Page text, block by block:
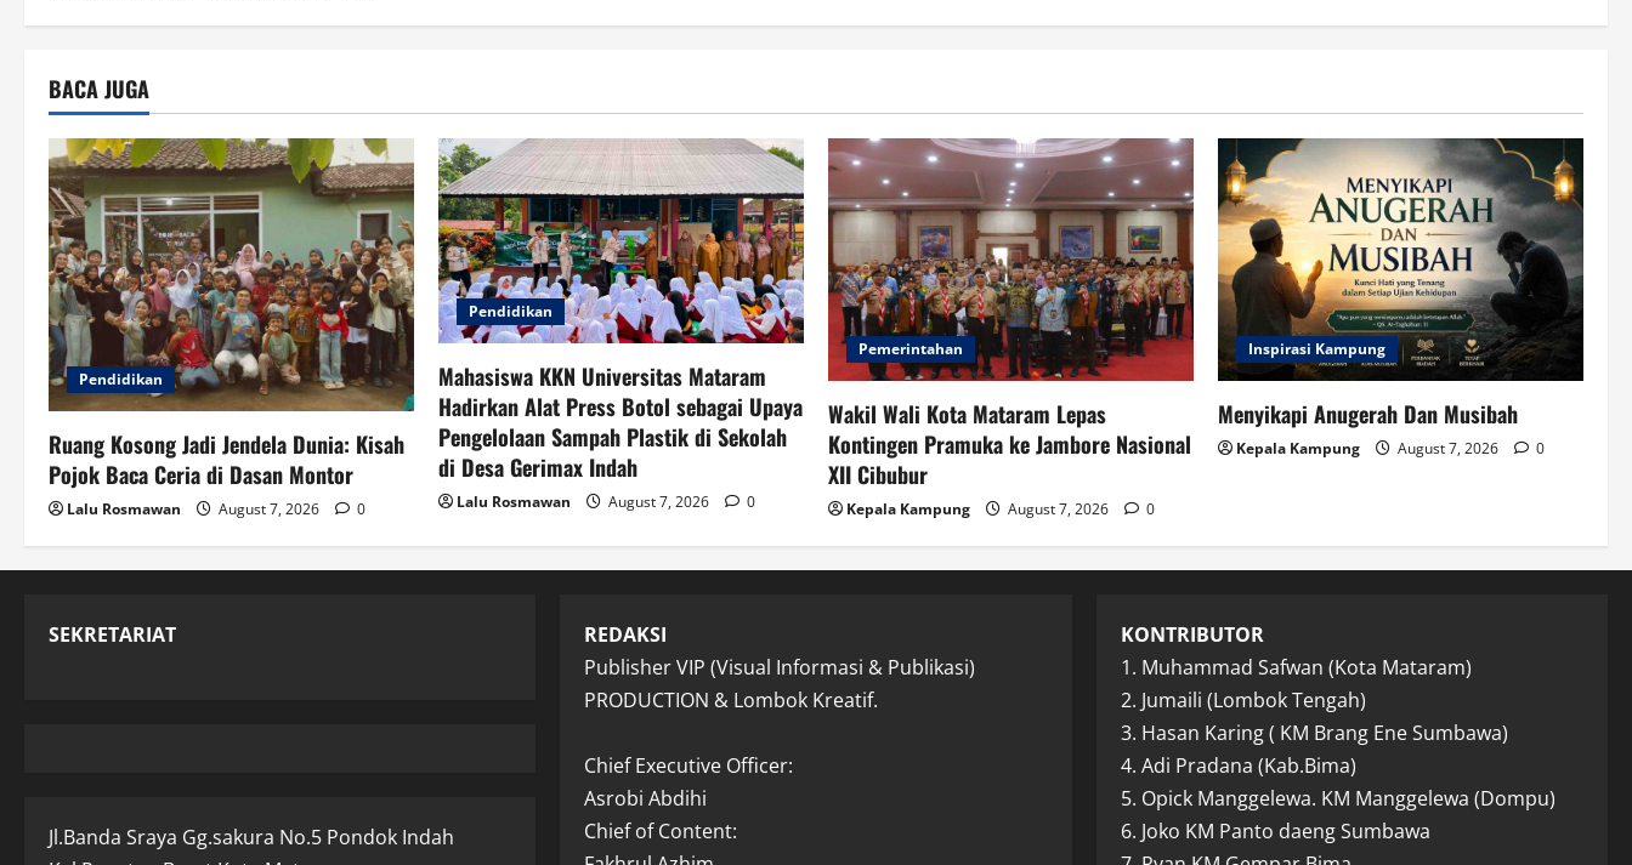
BACA JUGA
Pendidikan
Ruang Kosong Jadi Jendela Dunia: Kisah
Pojok Baca Ceria di Dasan Montor
Lalu Rosmawan August 7, 2026 0
Pendidikan
Mahasiswa KKN Universitas Mataram
Hadirkan Alat Press Botol sebagai Upaya
Pengelolaan Sampah Plastik di Sekolah
di Desa Gerimax Indah
Lalu Rosmawan August 7, 2026 0
Pemerintahan
Wakil Wali Kota Mataram Lepas
Kontingen Pramuka ke Jambore Nasional
XII Cibubur
Kepala Kampung August 7, 2026 0
Inspirasi Kampung
Menyikapi Anugerah Dan Musibah
Kepala Kampung August 7, 2026 0
SEKRETARIAT
Jl.Banda Sraya Gg.sakura No.5 Pondok Indah
REDAKSI
Publisher VIP (Visual Informasi & Publikasi)
PRODUCTION & Lombok Kreatif.
Chief Executive Officer:
Asrobi Abdihi
Chief of Content:
KONTRIBUTOR
1. Muhammad Safwan (Kota Mataram)
2. Jumaili (Lombok Tengah)
3. Hasan Karing ( KM Brang Ene Sumbawa)
4. Adi Pradana (Kab.Bima)
5. Opick Manggelewa. KM Manggelewa (Dompu)
6. Joko KM Panto daeng Sumbawa